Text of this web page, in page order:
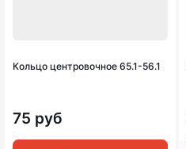
Кольцо центровочное 65.1-56.1
75 руб